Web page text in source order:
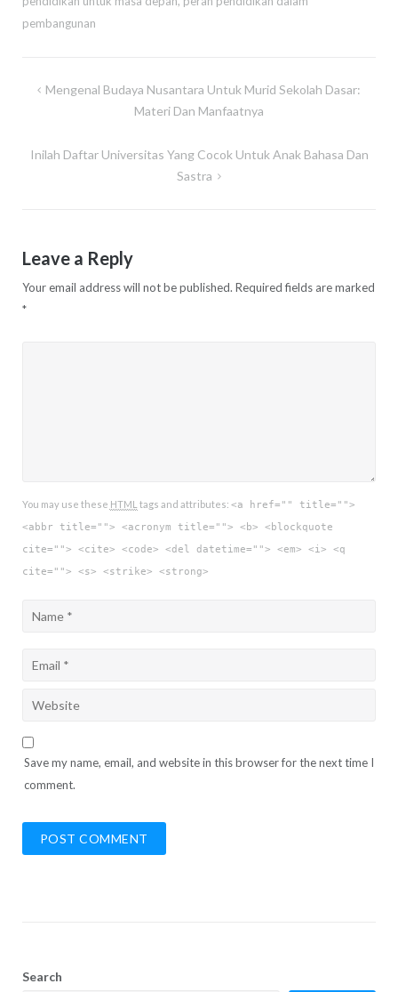
pembangunan
PostMengenal Budaya Nusantara Untuk Murid Sekolah Dasar:
Materi Dan Manfaatnya
Inilah Daftar Universitas Yang Cocok Untuk Anak Bahasa Dan
Sastra
Leave a Reply
Your email address will not be published. Required fields are marked
*
You may use these HTML tags and attributes: <a href="" title="">
<abbr title=""> <acronym title=""> <b> <blockquote
cite=""> <cite> <code> <del datetime=""> <em> <i> <q
cite=""> <s> <strike> <strong>
Save my name, email, and website in this browser for the next time I
comment.
Search